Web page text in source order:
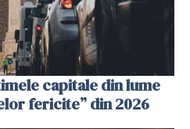
capitale din lume
fericite” din 2026